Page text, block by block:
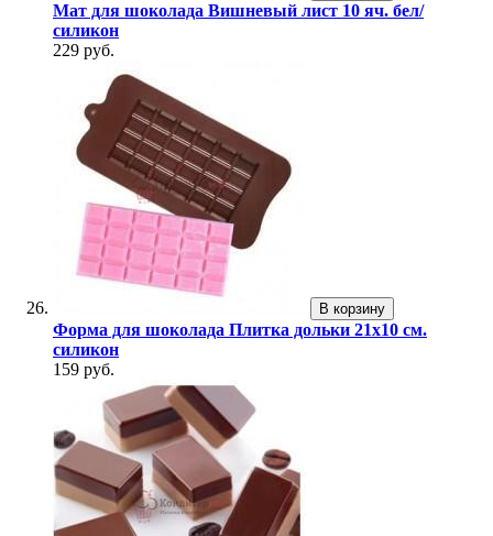
Мат для шоколада Вишневый лист 10 яч. бел/
силикон
229 руб.
В корзину
Форма для шоколада Плитка дольки 21х10 см.
силикон
159 руб.